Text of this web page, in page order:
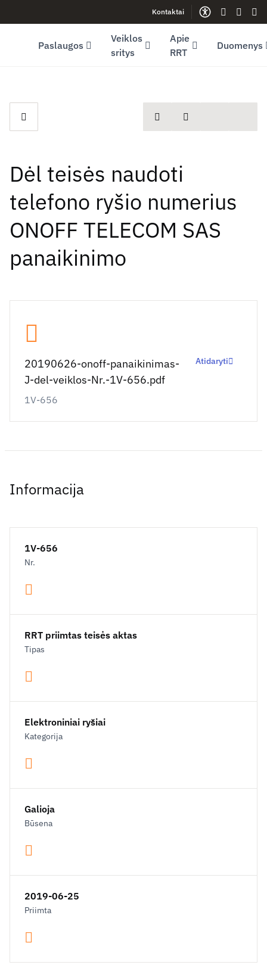
Youtube (opens in new window)Kontaktai
Gestų
Paslaugos
Veiklos
sritys
Apie
RRT
Duomenys
spausdintiDalintis
Dėl teisės naudoti
telefono ryšio numerius
ONOFF TELECOM SAS
panaikinimo
20190626-onoff-panaikinimas-
J-del-veiklos-Nr.-1V-656.pdf
1V-656
Atidaryti
Informacija
1V-656
Nr.
RRT priimtas teisės aktas
Tipas
Elektroniniai ryšiai
Kategorija
Galioja
Būsena
2019-06-25
Priimta